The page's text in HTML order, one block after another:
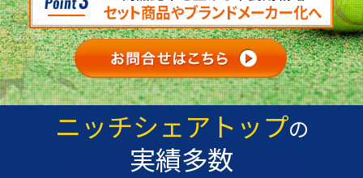
ニッチシェアトップの
実績多数